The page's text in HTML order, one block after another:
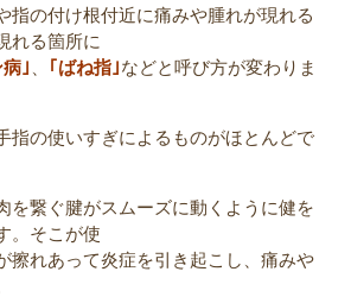
指の付け根付近に痛みや腫れが現れる
れる箇所に
｣ ｢ばね指｣などと呼び方が変わりま
指の使いすぎによるものがほとんどで
を繋ぐ腱がスムーズに動くように健を
。そこが使
擦れあって炎症を引き起こし、痛みや